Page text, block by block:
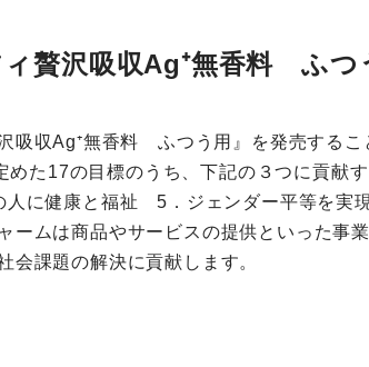
ィ贅沢吸収Ag⁺無香料 ふ
沢吸収Ag⁺無香料 ふつう用』を発売する
めた17の目標のうち、下記の３つに貢献
人に健康と福祉 5．ジェンダー平等を実
ームは商品やサービスの提供といった事
会課題の解決に貢献します。